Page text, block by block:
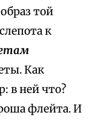
той
к
Как
в ней что?
флейта. И